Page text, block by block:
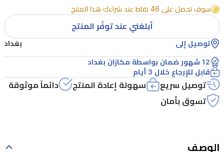
أداة
أساسية
مصممة
لتسهيل
الروتين
اليومي
للآباء
والأمهات.
سوف تحصل على 46 نقاط عند شراءك هذا المنتج
أبلغني عند توفّر المنتج
توصيل إلى بغداد
12 شهور ضمان بواسطة مكازان بغداد
قابل للإرجاع خلال 3 أيام
توصيل سريع سهولة إعادة المنتج
دائماً موثوقة
تسوق بأمان
الوصف